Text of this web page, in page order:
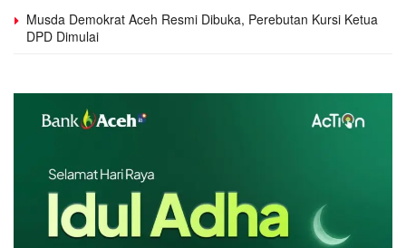
Musda Demokrat Aceh Resmi Dibuka, Perebutan Kursi Ketua
DPD Dimulai